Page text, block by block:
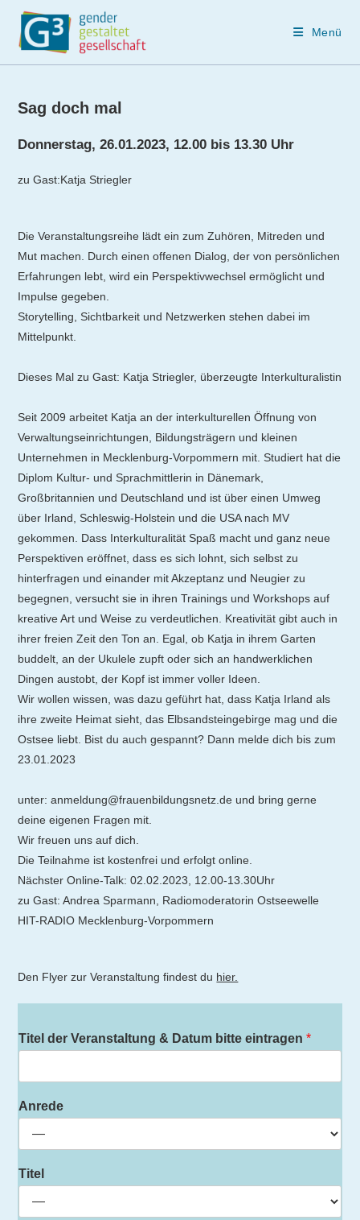
springen
Menü
Sag doch mal
Donnerstag, 26.01.2023, 12.00 bis 13.30 Uhr
zu Gast:Katja Striegler
Die Veranstaltungsreihe lädt ein zum Zuhören, Mitreden und
Mut machen. Durch einen offenen Dialog, der von persönlichen
Erfahrungen lebt, wird ein Perspektivwechsel ermöglicht und
Impulse gegeben.
Storytelling, Sichtbarkeit und Netzwerken stehen dabei im
Mittelpunkt.
Dieses Mal zu Gast: Katja Striegler, überzeugte Interkulturalistin
Seit 2009 arbeitet Katja an der interkulturellen Öffnung von
Verwaltungseinrichtungen, Bildungsträgern und kleinen
Unternehmen in Mecklenburg-Vorpommern mit. Studiert hat die
Diplom Kultur- und Sprachmittlerin in Dänemark,
Großbritannien und Deutschland und ist über einen Umweg
über Irland, Schleswig-Holstein und die USA nach MV
gekommen. Dass Interkulturalität Spaß macht und ganz neue
Perspektiven eröffnet, dass es sich lohnt, sich selbst zu
hinterfragen und einander mit Akzeptanz und Neugier zu
begegnen, versucht sie in ihren Trainings und Workshops auf
kreative Art und Weise zu verdeutlichen. Kreativität gibt auch in
ihrer freien Zeit den Ton an. Egal, ob Katja in ihrem Garten
buddelt, an der Ukulele zupft oder sich an handwerklichen
Dingen austobt, der Kopf ist immer voller Ideen.
Wir wollen wissen, was dazu geführt hat, dass Katja Irland als
ihre zweite Heimat sieht, das Elbsandsteingebirge mag und die
Ostsee liebt. Bist du auch gespannt? Dann melde dich bis zum
23.01.2023
unter: anmeldung@frauenbildungsnetz.de und bring gerne
deine eigenen Fragen mit.
Wir freuen uns auf dich.
Die Teilnahme ist kostenfrei und erfolgt online.
Nächster Online-Talk: 02.02.2023, 12.00-13.30Uhr
zu Gast: Andrea Sparmann, Radiomoderatorin Ostseewelle
HIT-RADIO Mecklenburg-Vorpommern
Den Flyer zur Veranstaltung findest du hier.
Titel der Veranstaltung & Datum bitte eintragen*
Anrede
Titel